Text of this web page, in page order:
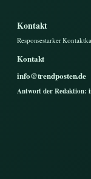
Kontakt
Responsestarker
Kontakt
info@trendposten.de
Antwort der Redaktion: